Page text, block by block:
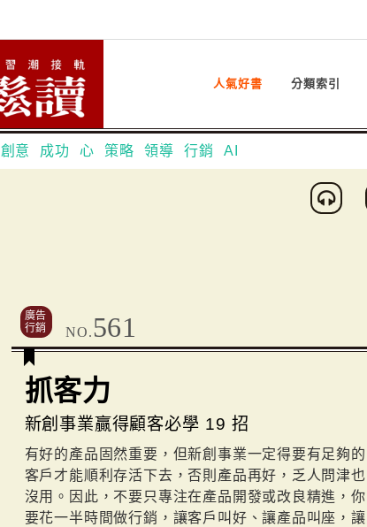
人氣好書 分類索引
創意 成功 心 策略 領導 行銷 AI
廣告
行銷
NO. 561
抓客力
新創事業贏得顧客必學 19 招
有好的產品固然重要，但新創事業一定得要有足夠的
客戶才能順利存活下去，否則產品再好，乏人問津也
沒用。因此，不要只專注在產品開發或改良精進，你
要花一半時間做行銷，讓客戶叫好、讓產品叫座，讓